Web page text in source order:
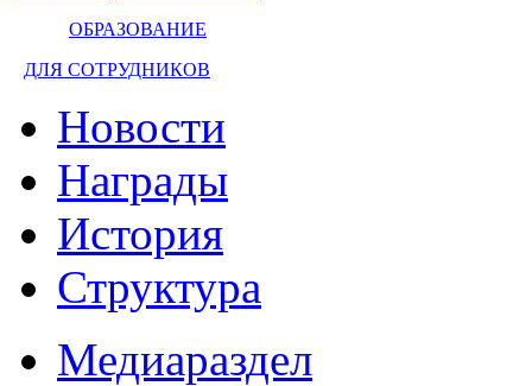
ОБРАЗОВАНИЕ
ДЛЯ СОТРУДНИКОВ
Новости
Награды
История
Структура
Медиараздел